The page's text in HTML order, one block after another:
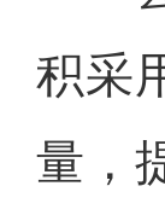
积采
量，